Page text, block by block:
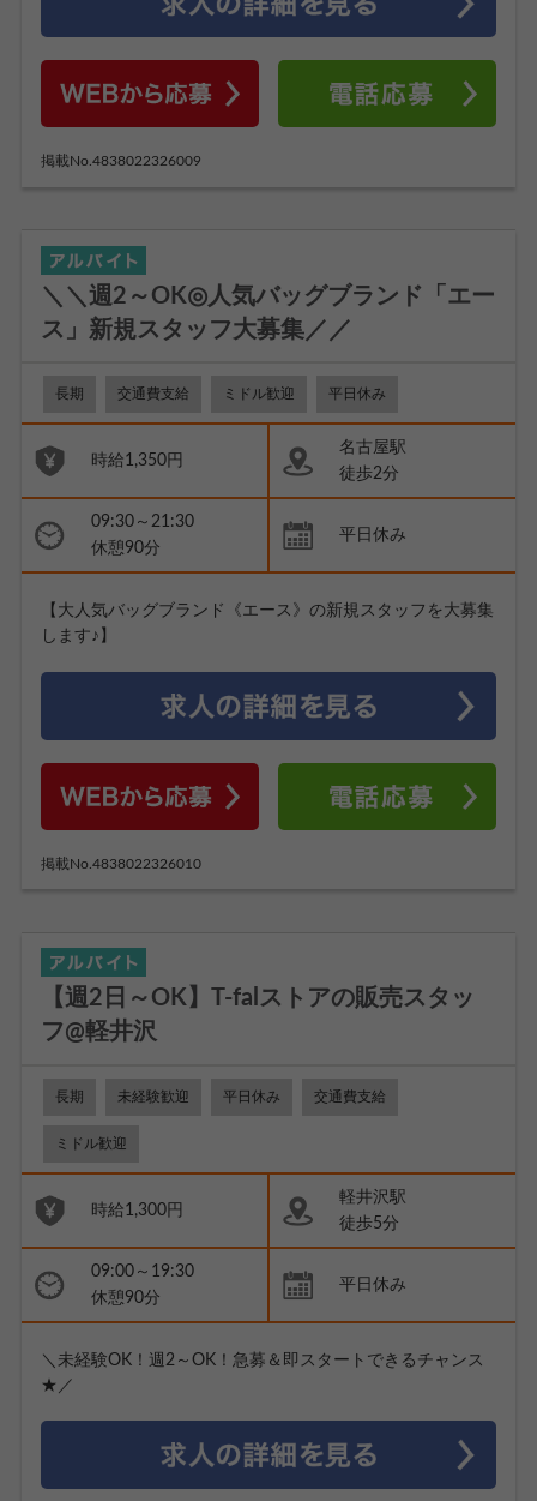
掲載No.4838022326009
＼＼週2～OK◎人気バッグブランド「エー
ス」新規スタッフ大募集／／
長期 交通費支給 ミドル歓迎 平日休み
時給1,350円
名古屋駅
徒歩2分
09:30～21:30
休憩90分
平日休み
【大人気バッグブランド《エース》の新規スタッフを大募集
します♪】
掲載No.4838022326010
【週2日～OK】T-falストアの販売スタッ
フ@軽井沢
長期 未経験歓迎 平日休み 交通費支給
ミドル歓迎
時給1,300円
軽井沢駅
徒歩5分
09:00～19:30
休憩90分
平日休み
＼未経験OK！週2～OK！急募＆即スタートできるチャンス
★／